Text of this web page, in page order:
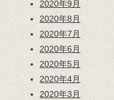
2020年9月
2020年8月
2020年7月
2020年6月
2020年5月
2020年4月
2020年3月